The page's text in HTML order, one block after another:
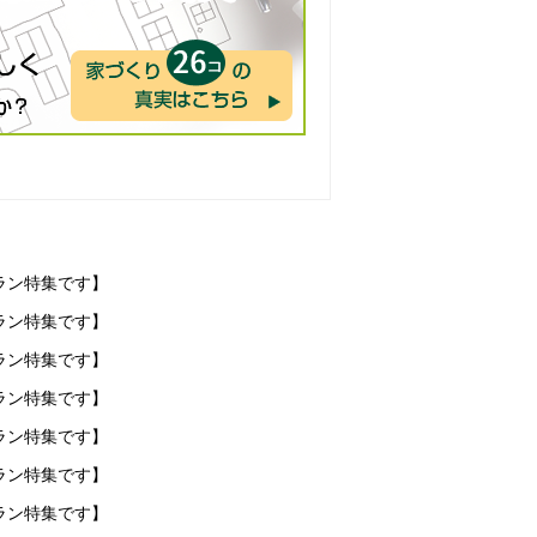
特集です】
特集です】
特集です】
特集です】
特集です】
特集です】
特集です】